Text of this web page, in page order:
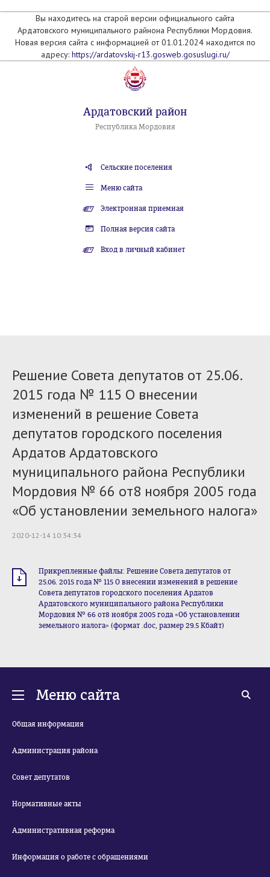
Вы находитесь на старой версии официального сайта
Ардатовского муниципального райнона Республики Мордовия.
Новая версия сайта с информацией от 01.01.2024 находится по
адресу: https://ardatovskij-r13.gosweb.gosuslugi.ru/
Ардатовский район
Республика Мордовия
Сельские поселения
Меню сайта
Электронная приемная
Полная версия сайта
Вход в личный кабинет
Решение Совета депутатов от 25.06.
2015 года № 115 О внесении
изменений в решение Совета
депутатов городского поселения
Ардатов Ардатовского
муниципального района Республики
Мордовия № 66 от8 ноября 2005 года
«Об установлении земельного налога»
2020-12-14 10:34:34
Прикрепленные файлы: Решение Совета депутатов от
25.06. 2015 года № 115 О внесении изменений в решение
Совета депутатов городского поселения Ардатов
Ардатовского муниципального района Республики
Мордовия № 66 от8 ноября 2005 года «Об установлении
земельного налога» (формат .doc, размер 29.5 Кбайт)
Меню сайта
Общая информация
Администрация района
Совет депутатов
Нормативные акты
Административная реформа
Информация о работе с обращениями